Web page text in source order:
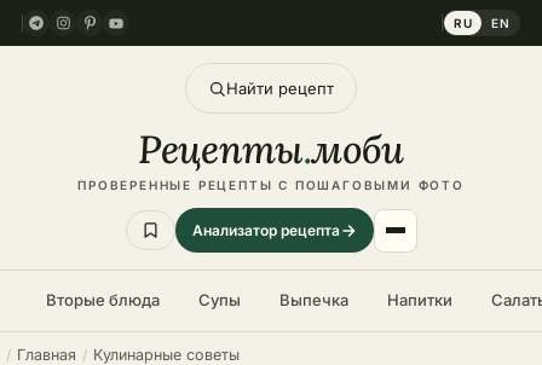
RU EN
Найти рецепт
Рецепты.моби
ПРОВЕРЕННЫЕ РЕЦЕПТЫ С ПОШАГОВЫМИ ФОТО
Анализатор рецепта
Вторые блюда Супы Выпечка Напитки
Главная
Кулинарные советы